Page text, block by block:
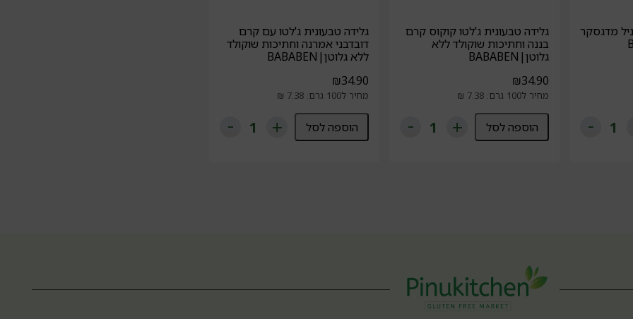
מדגסקר
גלידה טבעונית ג'לטו קוקוס קרם
בננה וחתיכות שוקולד ללא
גלוטן|BABABEN
₪34.90
מחיר ל100 גרם: 7.38 ₪
הוספה לסל
גלידה טבעונית ג'לטו עם קרם
דובדבני אמרנה וחתיכות שוקולד
ללא גלוטן|BABABEN
₪34.90
מחיר ל100 גרם: 7.38 ₪
הוספה לסל